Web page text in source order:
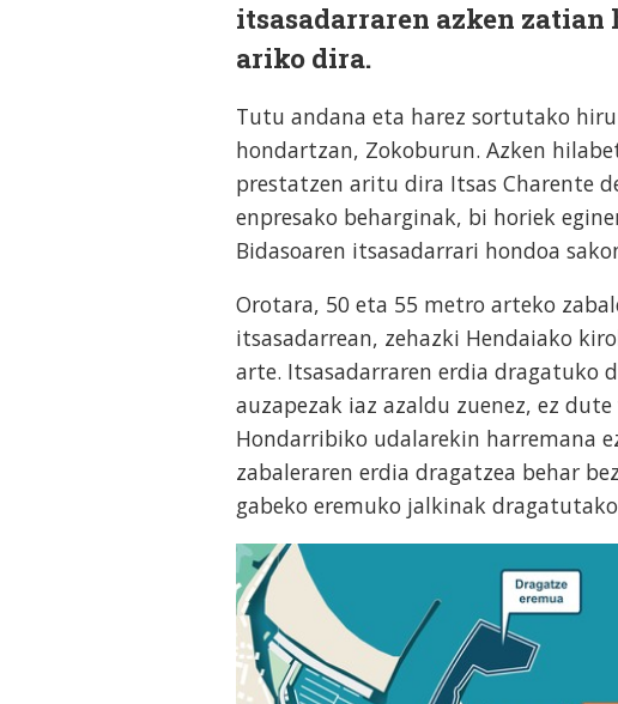
itsasadarraren azken
ariko dira.
Tutu andana eta harez sortutako
hondartzan, Zokoburun. Azken
prestatzen aritu dira Itsas Charente
enpresako beharginak, bi horiek
Bidasoaren itsasadarrari hondoa
Orotara, 50 eta 55 metro arteko
itsasadarrean, zehazki Hendaiako
arte. Itsasadarraren erdia dragatuko
auzapezak iaz azaldu zuenez, ez
Hondarribiko udalarekin harremana
zabaleraren erdia dragatzea behar
gabeko eremuko jalkinak